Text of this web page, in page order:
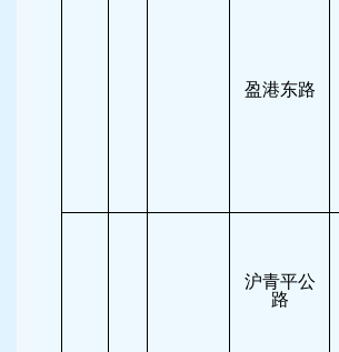
盈港东路
沪青平公
路